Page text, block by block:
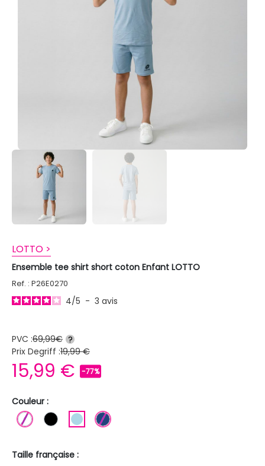
LOTTO >
Ensemble tee shirt short coton Enfant LOTTO
Ref. : P26E0270
4/5 - 3 avis
PVC :69,99€ ?
Prix Degriff :19,99 €
15,99 € -77%
Couleur :
BLANCNOIR BLEU CLAIRBLEU FONCE
Taille française :